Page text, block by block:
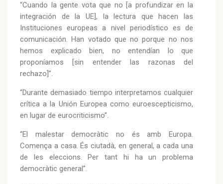
“Cuando la gente vota que no [a profundizar en la
integración de la UE], la lectura que hacen las
Instituciones europeas a nivel periodístico es de
comunicación. Han votado que no porque no nos
hemos explicado bien, no entendían lo que
proponíamos [sin entender las razonas del
rechazo]”.
“Durante demasiado tiempo interpretamos cualquier
crítica a la Unión Europea como euroescepticismo,
en lugar de eurocriticismo”.
“El malestar democràtic no és amb Europa.
Comença a casa. És ciutadà, en general, a cada una
de les eleccions. Per tant hi ha un problema
democràtic general”.